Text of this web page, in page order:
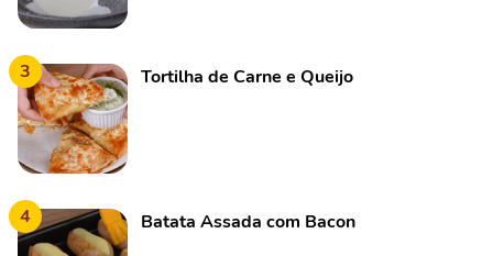
3 Tortilha de Carne e Queijo
4 Batata Assada com Bacon